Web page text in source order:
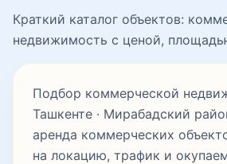
Нукусская
Паркентская
Краткий каталог объектов:
недвижимость с ценой,
Подбор коммерческой
Ташкенте · Мирабадский
аренда коммерческих
на локацию, трафик и